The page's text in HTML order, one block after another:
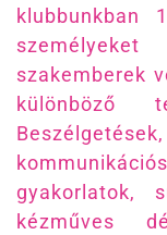
klubbunkban
szakemberek
különböző
gyakorlatok,
kézműves